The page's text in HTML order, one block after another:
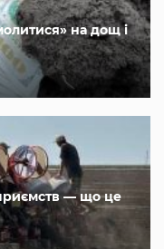
на дощ і
— що це